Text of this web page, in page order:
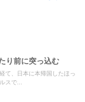
り前に突っ込む
て、日本に本帰国したほっ
スで...